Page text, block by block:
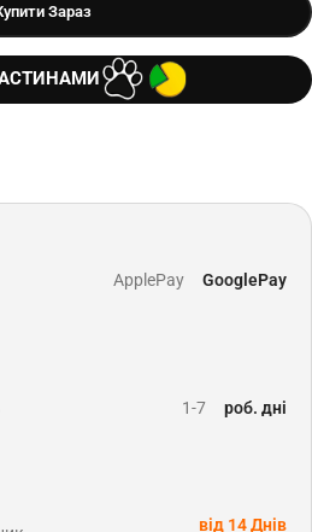
Зараз
ApplePay GooglePay
1-7 роб. дні
від 14 Днів